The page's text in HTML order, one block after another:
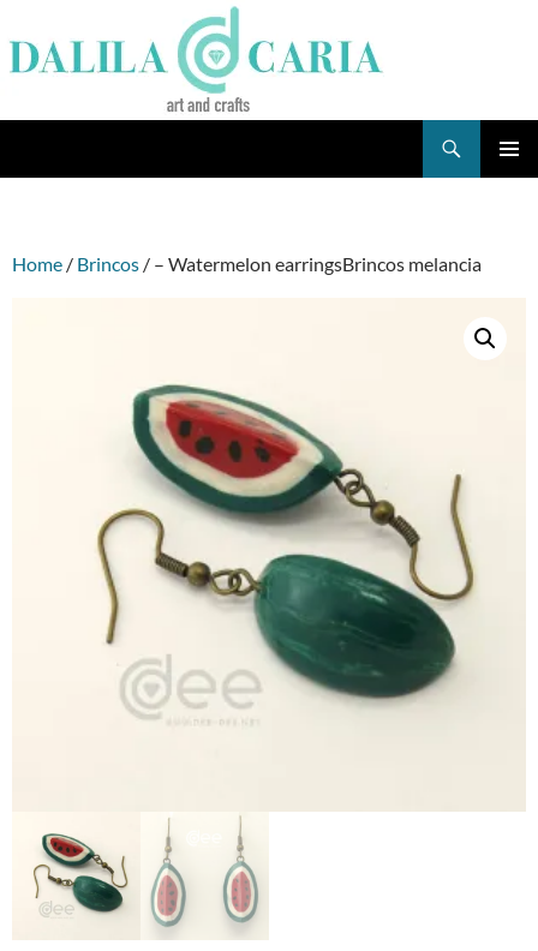
to
content
Home / Brincos / – Watermelon earringsBrincos melancia